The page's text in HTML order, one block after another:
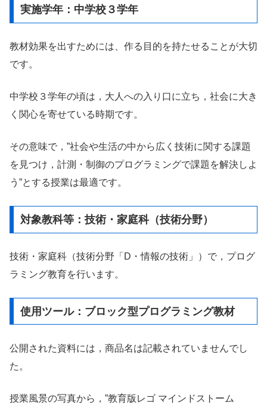
実施学年：中学校３学年
教材効果を出すためには、作る目的を持たせることが大切
です。
中学校３学年の頃は，大人への入り口に立ち，社会に大き
く関心を寄せている時期です。
その意味で，”社会や生活の中から広く技術に関する課題
を見つけ，計測・制御のプログラミングで課題を解決しよ
う”とする授業は最適です。
対象教科等：技術・家庭科（技術分野）
技術・家庭科（技術分野「D・情報の技術」）で，プログ
ラミング教育を行います。
使用ツール：ブロック型プログラミング教材
公開された資料には，商品名は記載されていませんでし
た。
授業風景の写真から，”教育版レゴ マインドストーム